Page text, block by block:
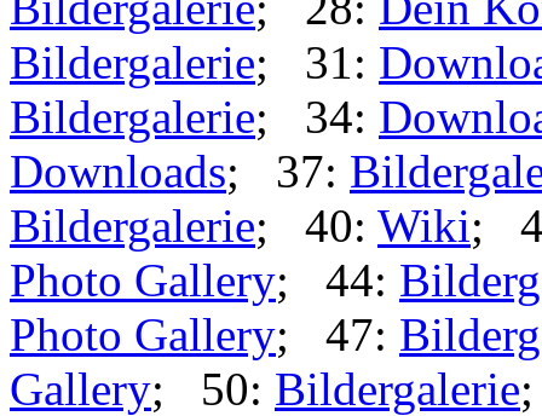
Bildergalerie; 31:
Bildergalerie; 34:
Downloads; 37:
Bildergalerie; 40: Wiki;
Photo Gallery; 44:
Photo Gallery; 47:
Gallery; 50: Bildergalerie